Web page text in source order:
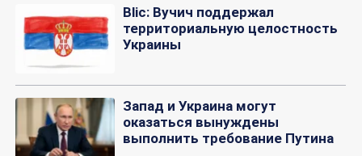
Blic: Вучич поддержал
территориальную целостность
Украины
Запад и Украина могут
оказаться вынуждены
выполнить требование Путина